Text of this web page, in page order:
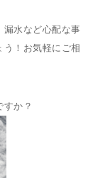
漏水など心配な事
う！お気軽にご相
すか？